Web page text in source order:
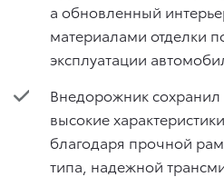
а обновленный
материалами отделки
эксплуатации
Внедорожник
высокие
благодаря прочной
типа, надежной